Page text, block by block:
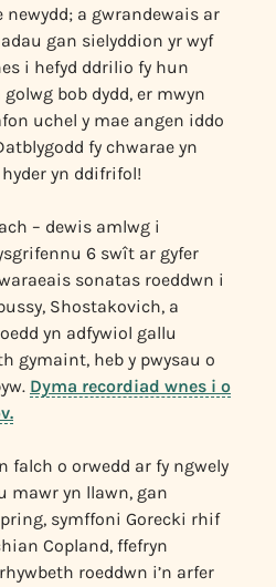
a gwrandewais ar
gan sielyddion yr wyf
i hefyd ddrilio fy hun
bob dydd, er mwyn
uchel y mae angen iddo
fy chwarae yn
yn ddifrifol!
– dewis amlwg i
6 swît ar gyfer
sonatas roeddwn i
Shostakovich, a
yn adfywiol gallu
gymaint, heb y pwysau o
Dyma recordiad wnes i o
falch o orwedd ar fy ngwely
mawr yn llawn, gan
symffoni Gorecki rhif
Copland, ffefryn
roeddwn i’n arfer